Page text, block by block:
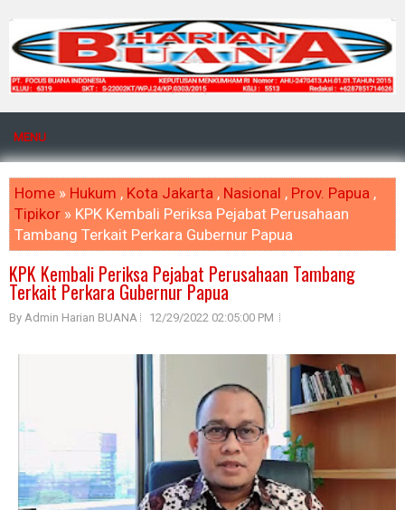
MENU
Home » Hukum , Kota Jakarta , Nasional , Prov. Papua ,
Tipikor » KPK Kembali Periksa Pejabat Perusahaan
Tambang Terkait Perkara Gubernur Papua
KPK Kembali Periksa Pejabat Perusahaan Tambang
Terkait Perkara Gubernur Papua
By Admin Harian BUANA 12/29/2022 02:05:00 PM